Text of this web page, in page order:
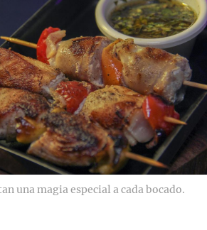
una magia especial a cada bocado.